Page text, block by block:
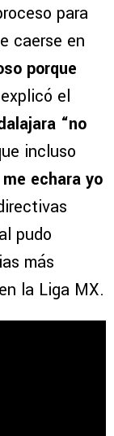
para
caerse en
porque
el
“no
incluso
echara yo
pudo
más
la Liga MX.